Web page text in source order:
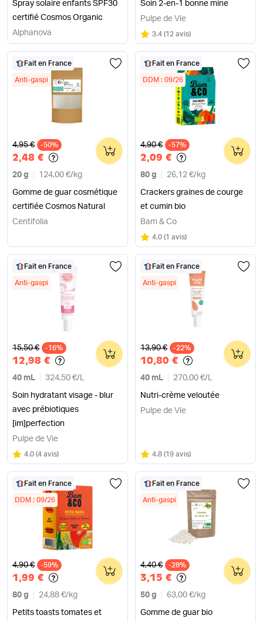
Spray solaire enfants SPF30
certifié Cosmos Organic
Alphanova
Soin 2-en-1 bonne mine
Pulpe de Vie
Note
3.4 sur 5
(12 avis)
Fait en France
Anti-gaspi
Ancien prix
4,95 € -50%
2,48 €
20 g 124,00 €/ kg
Gomme de guar cosmétique
certifiée Cosmos Natural
0
Centifolia
Fait en France
DDM : 09/26
Ancien prix
4,90 € -57%
2,09 €
80 g 26,12 €/ kg
Crackers graines de courge
et cumin bio
0
Bam & Co
Note
4.0 sur 5
(1 avis)
Fait en France
Anti-gaspi
Ancien prix
15,50 € -16%
12,98 €
40 mL 324,50 €/ L
Soin hydratant visage - blur
avec prébiotiques
[im]perfection
0
Pulpe de Vie
Note
4.0 sur 5
(4 avis)
Fait en France
Anti-gaspi
Ancien prix
13,90 € -22%
10,80 €
40 mL 270,00 €/ L
Nutri-crème veloutée
0
Pulpe de Vie
Note
4.8 sur 5
(19 avis)
Fait en France
DDM : 09/26
Ancien prix
4,90 € -59%
1,99 €
80 g 24,88 €/ kg
Petits toasts tomates et
0
Fait en France
Anti-gaspi
Ancien prix
4,40 € -28%
3,15 €
50 g 63,00 €/ kg
Gomme de guar bio
0